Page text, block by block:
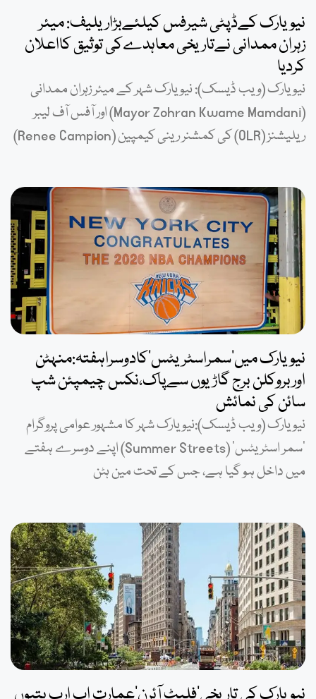
نیویارک کےڈپٹی شیرفس کیلئےبڑاریلیف: میئر
زہران ممدانی نےتاریخی معاہدےکی توثیق کااعلان
کردیا
نیویارک (ویب ڈیسک): نیویارک شہر کے میئر زہران ممدانی
(Mayor Zohran Kwame Mamdani) اور آفس آف لیبر
ریلیشنز (OLR) کی کمشنر رینی کیمپین (Renee Campion)
نیویارک میں’سمراسٹریٹس’کادوسراہفتہ:منہٹن
اوربروکلن برج گاڑیوں سےپاک،نکس چیمپئن شپ
سائن کی نمائش
نیویارک (ویب ڈیسک):نیویارک شہر کا مشہور عوامی پروگرام
‘سمر اسٹریٹس’ (Summer Streets) اپنے دوسرے ہفتے
میں داخل ہو گیا ہے، جس کے تحت مین ہٹن